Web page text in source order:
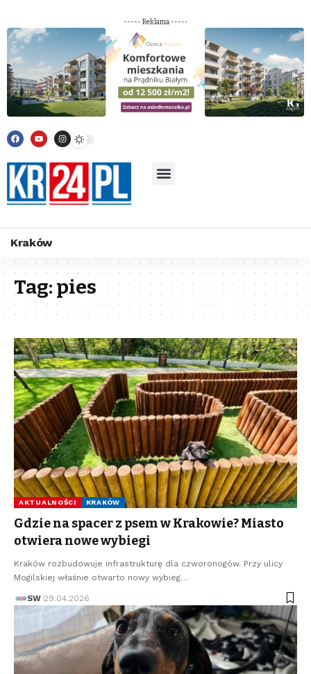
----- Reklama -----
Kraków
Tag:pies
AKTUALNOŚCI KRAKÓW
Gdzie na spacer z psem w Krakowie? Miasto
otwiera nowe wybiegi
Kraków rozbudowuje infrastrukturę dla czworonogów. Przy ulicy
Mogilskiej właśnie otwarto nowy wybieg…
SW 29.04.2026